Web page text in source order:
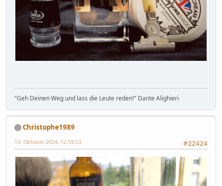
"Geh Deinen Weg und lass die Leute reden!" Dante Alighieri
Christophe1989
#22424
13. Oktober 2024, 12:59:53